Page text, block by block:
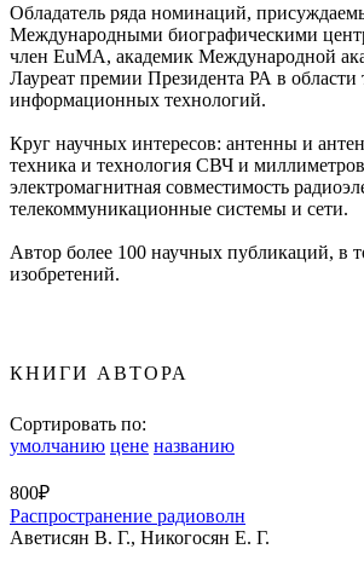
Обладатель ряда номинаций,
Международными биографическими
член EuMA, академик Международной
Лауреат премии Президента РА в области
информационных технологий.
Круг научных интересов: антенны и
техника и технология СВЧ и
электромагнитная совместимость
телекоммуникационные системы и сети.
Автор более 100 научных публикаций, в
изобретений.
КНИГИ АВТОРА
Сортировать по:
умолчанию цене названию
800₽
Распространение радиоволн
Аветисян В. Г., Никогосян Е. Г.